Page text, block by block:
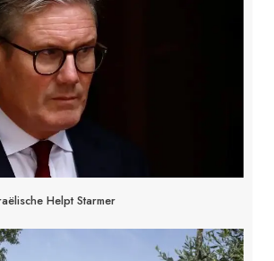
Helpt Starmer